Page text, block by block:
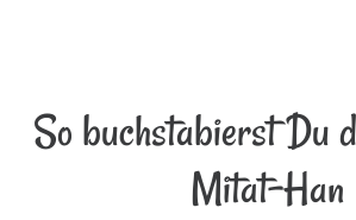
So buchstabierst Du
Mitat-Han